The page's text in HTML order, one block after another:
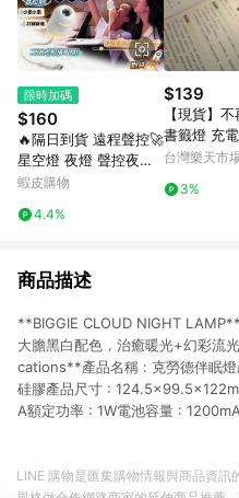
限時加碼
$160
🔥隔日到貨 遠程聲控🚀
星空燈 夜燈 聲控夜燈
小夜燈 氣氛燈 銀河投
車載星空燈
蝦皮購物
4.4%
$139
【現貨】
書籤燈 充電款
夜燈 超薄
書燈 交換禮
台灣樂天市
3%
商品描述
**BIGGIE CLOUD NIGHT
大膽黑白配色，治癒暖光+幻彩流
cations**產品名稱 : 克勞德伴眠燈
硅膠產品尺寸 :
A額定功率 : 1W電池容量 :
LINE 購物是匯集購物情報與商品資